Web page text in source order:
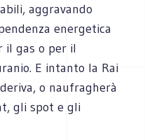
aggravando
energetica
il gas o per il
E intanto la Rai
o naufragherà
gli spot e gli